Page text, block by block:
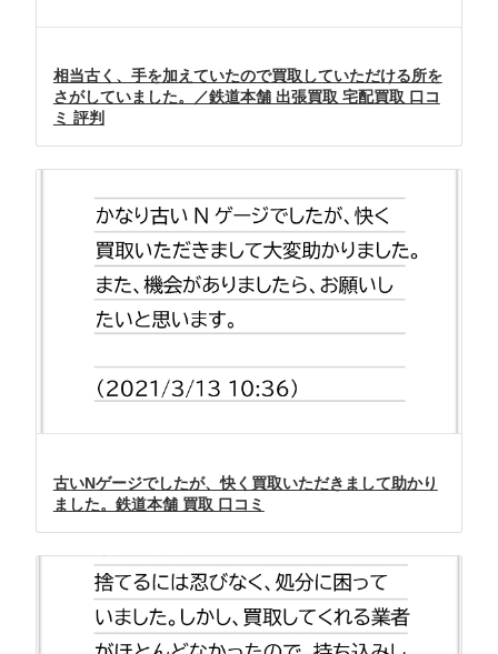
相当古く、手を加えていたので買取していただける所を
さがしていました。／鉄道本舗 出張買取 宅配買取 口コ
ミ 評判
古いNゲージでしたが、快く買取いただきまして助かり
ました。鉄道本舗 買取 口コミ